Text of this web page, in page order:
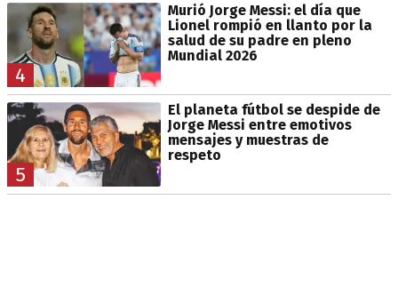
4
Murió Jorge Messi: el día que
Lionel rompió en llanto por la
salud de su padre en pleno
Mundial 2026
5
El planeta fútbol se despide de
Jorge Messi entre emotivos
mensajes y muestras de
respeto